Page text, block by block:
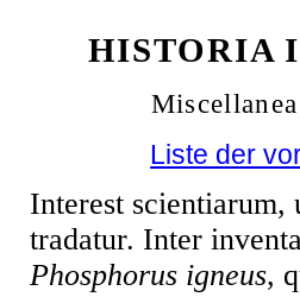
HISTORIA
Liste der
Interest
tradatur. Inter
Phosphorus igneus,